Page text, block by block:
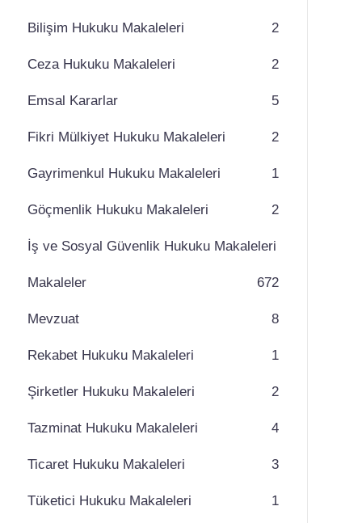
Bilişim Hukuku Makaleleri 2
Ceza Hukuku Makaleleri 2
Emsal Kararlar 5
Fikri Mülkiyet Hukuku Makaleleri 2
Gayrimenkul Hukuku Makaleleri 1
Göçmenlik Hukuku Makaleleri 2
İş ve Sosyal Güvenlik Hukuku Makaleleri
2
Makaleler 67
Mevzuat 8
Rekabet Hukuku Makaleleri 1
Şirketler Hukuku Makaleleri 2
Tazminat Hukuku Makaleleri 4
Ticaret Hukuku Makaleleri 3
Tüketici Hukuku Makaleleri 1